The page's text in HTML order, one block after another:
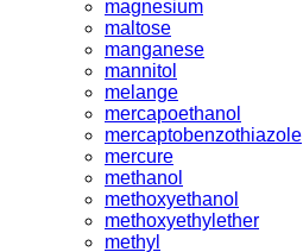
magnesium
maltose
manganese
mannitol
melange
mercapoethanol
mercaptobenzothiazole
mercure
methanol
methoxyethanol
methoxyethylether
methyl